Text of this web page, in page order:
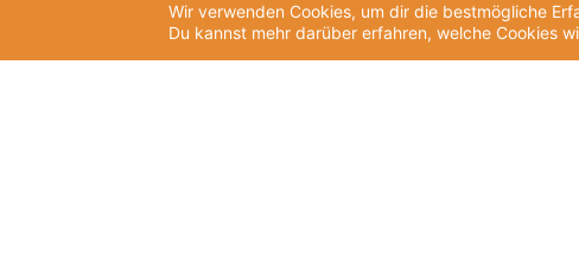
F: +49 (0)30 2787 406-19
Veranstaltungen
Pro
Wir verwenden Cookies, um dir die bestmögliche
Du kannst mehr darüber erfahren, welche Cookies